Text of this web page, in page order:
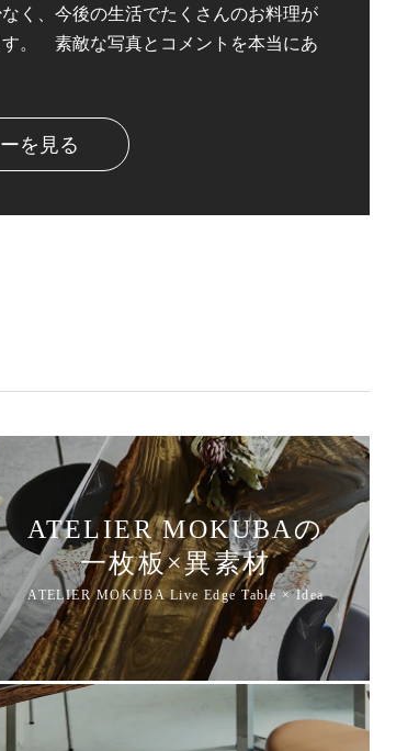
く、今後の生活でたくさんのお料理が
。 素敵な写真とコメントを本当にあ
を見る
ATELIER MOKUBAの
一枚板×異素材